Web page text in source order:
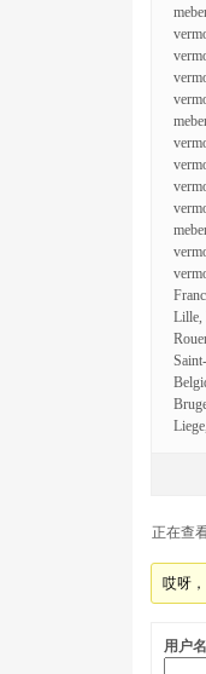
Lille,
正在查
哎呀
用户